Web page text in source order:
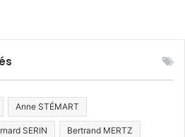
Anne STÉMART
SERIN Bertrand MERTZ